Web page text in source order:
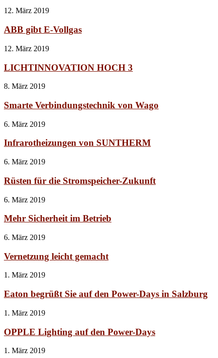
12. März 2019
ABB gibt E-Vollgas
12. März 2019
LICHTINNOVATION HOCH 3
8. März 2019
Smarte Verbindungstechnik von Wago
6. März 2019
Infrarotheizungen von SUNTHERM
6. März 2019
Rüsten für die Stromspeicher-Zukunft
6. März 2019
Mehr Sicherheit im Betrieb
6. März 2019
Vernetzung leicht gemacht
1. März 2019
Eaton begrüßt Sie auf den Power-Days in Salzburg
1. März 2019
OPPLE Lighting auf den Power-Days
1. März 2019